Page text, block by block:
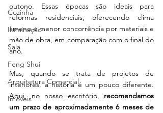
Cozinha
Iluminação
Sala
Feng Shui
Arquitetura Comercial
Imóveis
outono. Essas épocas são ideais para
reformas residenciais, oferecendo clima
ameno e menor concorrência por materiais e
mão de obra, em comparação com o final do
ano.
Mas, quando se trata de projetos de
interiores, a história é um pouco diferente.
Aqui, no nosso escritório, recomendamos
um prazo de aproximadamente 6 meses de